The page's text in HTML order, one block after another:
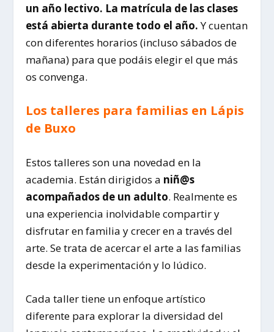
un año lectivo. La matrícula de las clases
está abierta durante todo el año.Y cuentan
con diferentes horarios (incluso sábados de
mañana) para que podáis elegir el que más
os convenga.
Los talleres para familias en Lápis
de Buxo
Estos talleres son una novedad en la
academia. Están dirigidos a niñ@s
acompañados de un adulto. Realmente es
una experiencia inolvidable compartir y
disfrutar en familia y crecer en a través del
arte. Se trata de acercar el arte a las familias
desde la experimentación y lo lúdico.
Cada taller tiene un enfoque artístico
diferente para explorar la diversidad del